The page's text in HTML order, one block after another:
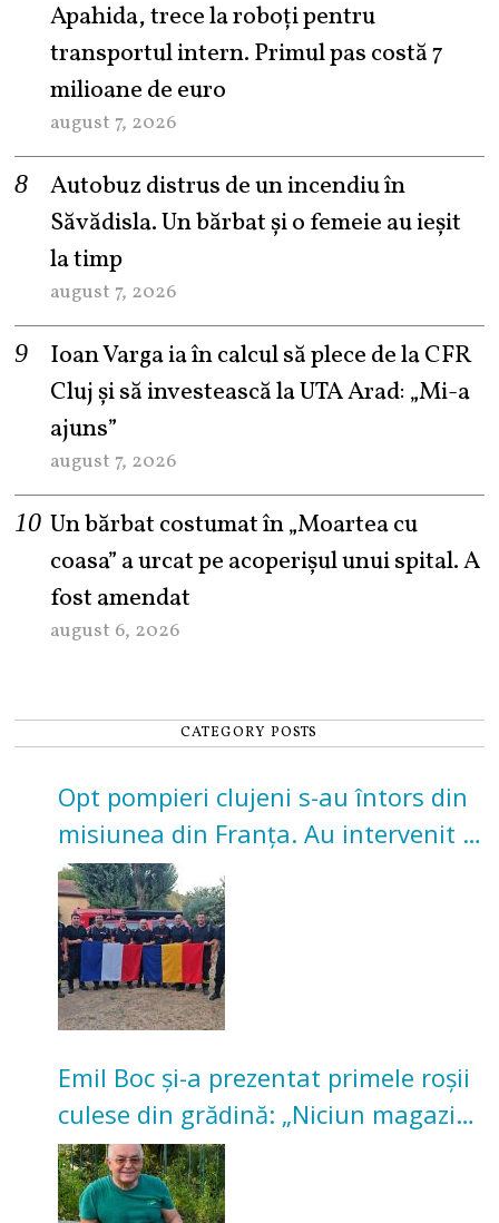
Apahida, trece la roboți pentru
transportul intern. Primul pas costă 7
milioane de euro
august 7, 2026
Autobuz distrus de un incendiu în
Săvădisla. Un bărbat și o femeie au ieșit
la timp
august 7, 2026
Ioan Varga ia în calcul să plece de la CFR
Cluj și să investească la UTA Arad: „Mi-a
ajuns”
august 7, 2026
Un bărbat costumat în „Moartea cu
coasa” a urcat pe acoperișul unui spital. A
fost amendat
august 6, 2026
CATEGORY POSTS
Opt pompieri clujeni s-au întors din
misiunea din Franța. Au intervenit la
incendii de vegetație și pădure
Emil Boc și-a prezentat primele roșii
culese din grădină: „Niciun magazin
nu poate oferi această satisfacție”